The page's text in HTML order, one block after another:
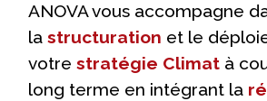
ANOVA vous accompagne
lastructuration et le
votrestratégie Climat à
long terme en intégrant la